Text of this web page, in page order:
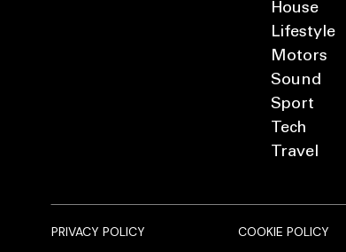
House
Lifestyle
Motors
Sound
Sport
Tech
Travel
PRIVACY POLICY COOKIE POLICY